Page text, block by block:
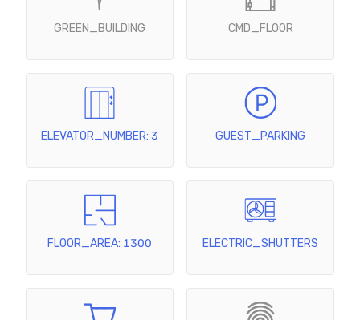
GREEN_BUILDING CMD_FLOOR
ELEVATOR_NUMBER: 3 GUEST_PARKING
FLOOR_AREA: 1300 ELECTRIC_SHUTTERS